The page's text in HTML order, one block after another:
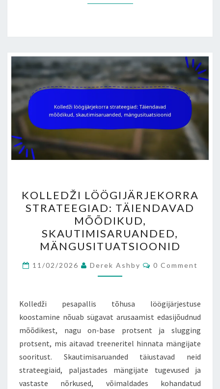
LÖÖGIJÄRJEKORRA
STRATEEGIAD:
TÄIENDAVAD
MÕÕDIKUD,
SKAUTIMISARUANDED,
MÄNGUSITUATSIOONID
KOLLEDŽI LÖÖGIJÄRJEKORRA
STRATEEGIAD: TÄIENDAVAD
MÕÕDIKUD,
SKAUTIMISARUANDED,
MÄNGUSITUATSIOONID
11/02/2026 Derek Ashby Comments
0 Comment
Kolledži pesapallis tõhusa löögijärjestuse
koostamine nõuab sügavat arusaamist edasijõudnud
mõõdikest, nagu on-base protsent ja slugging
protsent, mis aitavad treeneritel hinnata mängijate
sooritust. Skautimisaruanded täiustavad neid
strateegiaid, paljastades mängijate tugevused ja
vastaste nõrkused, võimaldades kohandatud